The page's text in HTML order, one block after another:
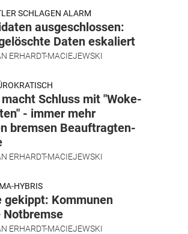
SCHLAGEN ALARM
ausgeschlossen:
Daten eskaliert
ERHARDT-MACIEJEWSKI
Schluss mit "Woke-
- immer mehr
bremsen Beauftragten-
ERHARDT-MACIEJEWSKI
HYBRIS
gekippt: Kommunen
Notbremse
ERHARDT-MACIEJEWSKI